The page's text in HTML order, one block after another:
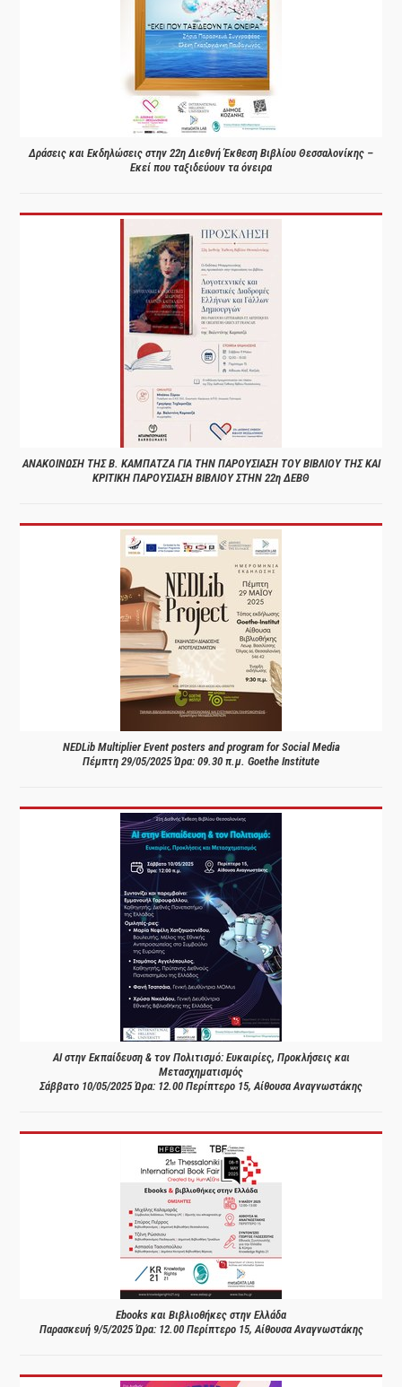
Δράσεις και Εκδηλώσεις στην 22η Διεθνή Έκθεση Βιβλίου Θεσσαλονίκης –
Εκεί που ταξιδεύουν τα όνειρα
ΑΝΑΚΟΙΝΩΣΗ ΤΗΣ Β. ΚΑΜΠΑΤΖΑ ΓΙΑ ΤΗΝ ΠΑΡΟΥΣΙΑΣΗ ΤΟΥ ΒΙΒΛΙΟΥ ΤΗΣ ΚΑΙ
ΚΡΙΤΙΚΗ ΠΑΡΟΥΣΙΑΣΗ ΒΙΒΛΙΟΥ ΣΤΗΝ 22η ΔΕΒΘ
NEDLib Multiplier Event posters and program for Social Media
Πέμπτη 29/05/2025 Ώρα: 09.30 π.μ. Goethe Institute
AI στην Εκπαίδευση & τον Πολιτισμό: Ευκαιρίες, Προκλήσεις και
Μετασχηματισμός
Σάββατο 10/05/2025 Ώρα: 12.00 Περίπτερο 15, Αίθουσα Αναγνωστάκης
Ebooks και Βιβλιοθήκες στην Ελλάδα
Παρασκευή 9/5/2025 Ώρα: 12.00 Περίπτερο 15, Αίθουσα Αναγνωστάκης